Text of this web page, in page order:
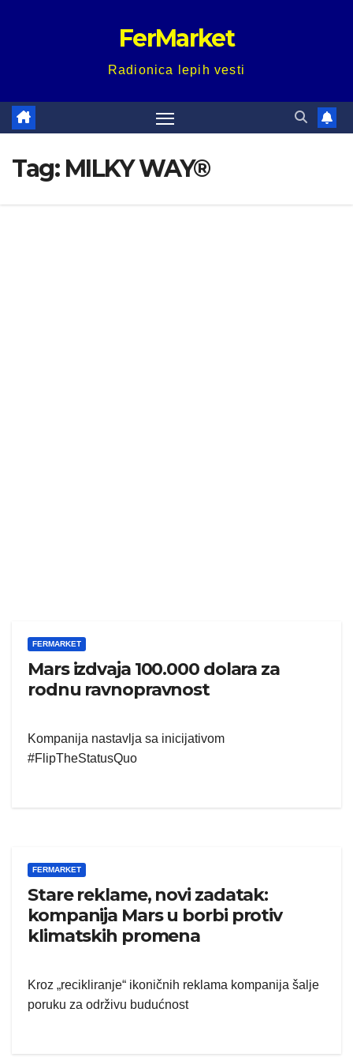
FerMarket
Radionica lepih vesti
Tag: MILKY WAY®
FERMARKET
Mars izdvaja 100.000 dolara za
rodnu ravnopravnost
Kompanija nastavlja sa inicijativom
#FlipTheStatusQuo
FERMARKET
Stare reklame, novi zadatak:
kompanija Mars u borbi protiv
klimatskih promena
Kroz „recikliranje“ ikoničnih reklama kompanija šalje
poruku za održivu budućnost